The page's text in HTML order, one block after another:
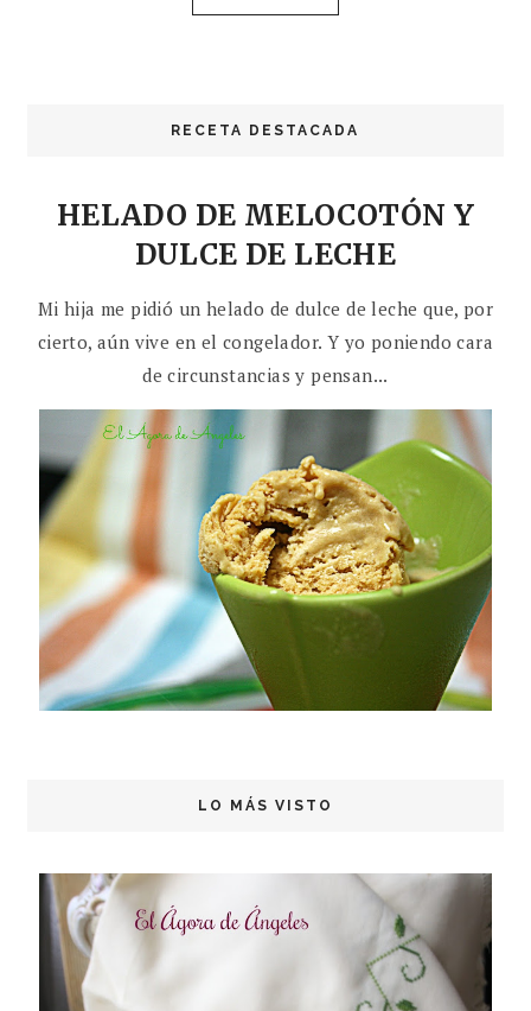
RECETA DESTACADA
HELADO DE MELOCOTÓN Y
DULCE DE LECHE
Mi hija me pidió un helado de dulce de leche que, por
cierto, aún vive en el congelador. Y yo poniendo cara
de circunstancias y pensan...
LO MÁS VISTO